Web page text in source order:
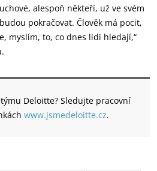
alespoň někteří, už ve svém
pokračovat. Člověk má pocit,
myslím, to, co dnes lidi hledají,“
Deloitte? Sledujte pracovní
www.jsmedeloitte.cz.